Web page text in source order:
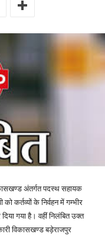
अंतर्गत पदस्थ सहायक
को कर्तव्यों के निर्वहन में गम्भीर
गया है। वहीं निलंबित उक्त
विकासखण्ड बड़ेराजपुर